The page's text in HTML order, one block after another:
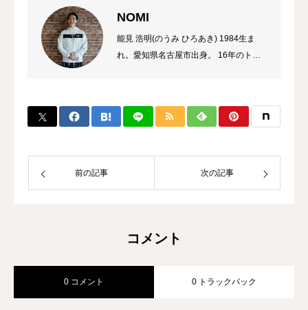
NOMI
能見 浩明(のうみ ひろあき) 1984生ま
れ。愛知県名古屋市出身。 16年のトレ
のプロ選手の試合経験などから初心者か
ら選手まで、高い指導力に定評があり、
キックボクシング界初のコンサルタント
として、ジム運営やトレーナー育成にも
力を入れている。
前の記事 次の記事
コメント
0 コメント 0 トラックバック